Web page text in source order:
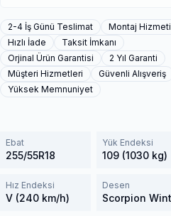
2-4 İş Günü Teslimat
Montaj Hizmeti
Hızlı İade
Taksit İmkanı
Orjinal Ürün Garantisi
2 Yıl Garanti
Müşteri Hizmetleri
Güvenli Alışveriş
Yüksek Memnuniyet
Ebat
255/55R18
Yük Endeksi
109 (1030 kg)
Hız Endeksi
V (240 km/h)
Desen